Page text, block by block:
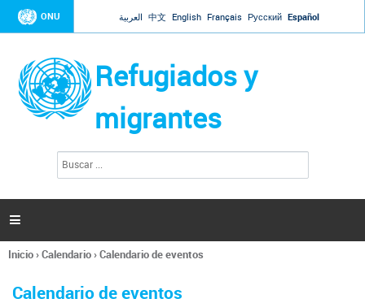
Jump to navigation
ONU العربية 中文 English Français Русский Español
Refugiados y
migrantes
l
s

Se
usted
Inicio›Calendario›Calendario de eventos
Calendario de eventos